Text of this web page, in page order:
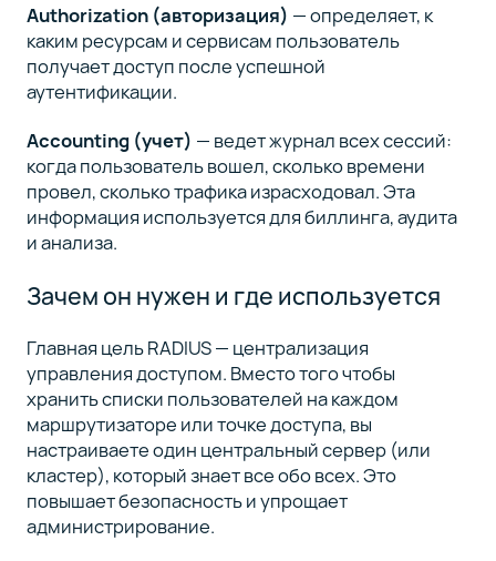
Authorization (авторизация) — определяет, к
каким ресурсам и сервисам пользователь
получает доступ после успешной
аутентификации.
Accounting (учет) — ведет журнал всех сессий:
когда пользователь вошел, сколько времени
провел, сколько трафика израсходовал. Эта
информация используется для биллинга, аудита
и анализа.
Зачем он нужен и где используется
Главная цель RADIUS — централизация
управления доступом. Вместо того чтобы
хранить списки пользователей на каждом
маршрутизаторе или точке доступа, вы
настраиваете один центральный сервер (или
кластер), который знает все обо всех. Это
повышает безопасность и упрощает
администрирование.